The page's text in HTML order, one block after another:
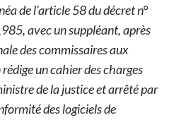
de l'article 58 du décret n°
avec un suppléant, après
des commissaires aux
un cahier des charges
de la justice et arrêté par
des logiciels de